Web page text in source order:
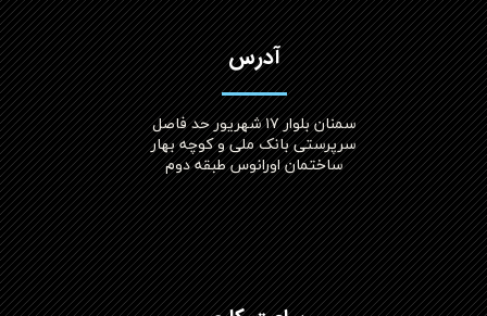
آدرس
سمنان بلوار ۱۷ شهریور حد فاصل
سرپرستی بانک ملی و کوچه بهار
ساختمان اورانوس طبقه دوم